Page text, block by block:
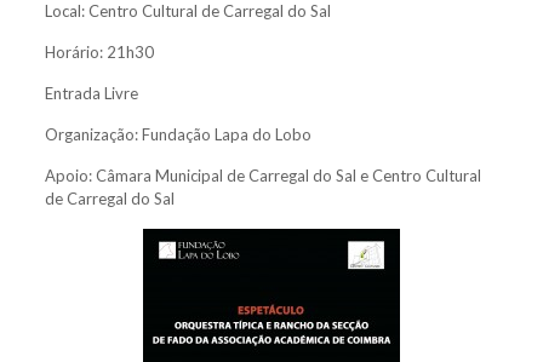
Local: Centro Cultural de Carregal do Sal
Horário: 21h30
Entrada Livre
Organização: Fundação Lapa do Lobo
Apoio: Câmara Municipal de Carregal do Sal e Centro Cultural
de Carregal do Sal